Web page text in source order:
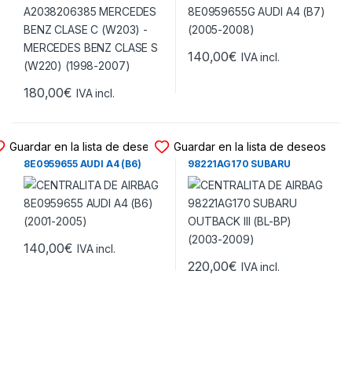
(W220) (1998-2007)
180,00€ IVA incl.
140,00€ IVA incl.
Guardar en la lista de deseos
CENTRALITA DE AIRBAG
8E0959655 AUDI A4 (B6)
(2001-2005)
140,00€ IVA incl.
Guardar en la lista de deseos
CENTRALITA DE AIRBAG
98221AG170 SUBARU
OUTBACK III (BL-BP) (2003-
2009)
220,00€ IVA incl.